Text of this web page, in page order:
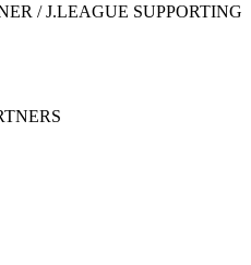
/ J.LEAGUE SUPPORTING